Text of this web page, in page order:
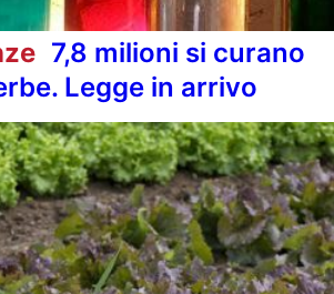
7,8 milioni si curano
Legge in arrivo